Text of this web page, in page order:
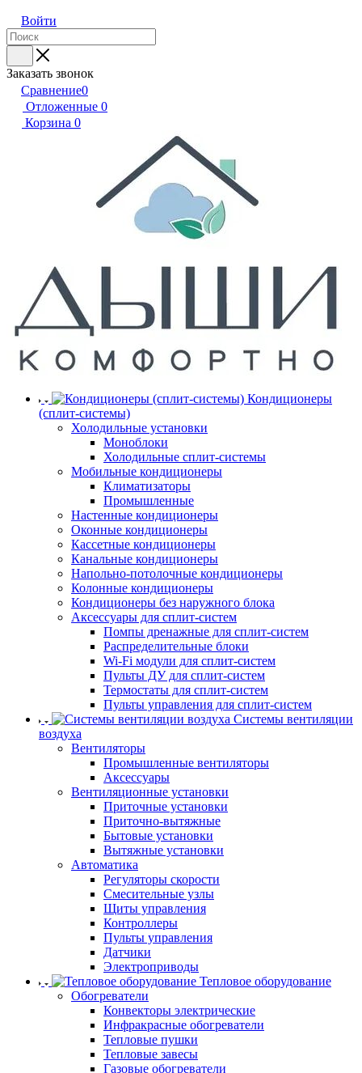
Войти
Заказать звонок
Сравнение0
Отложенные 0
Корзина 0
Кондиционеры
(сплит-системы)
Холодильные установки
Моноблоки
Холодильные сплит-системы
Мобильные кондиционеры
Климатизаторы
Промышленные
Настенные кондиционеры
Оконные кондиционеры
Кассетные кондиционеры
Канальные кондиционеры
Напольно-потолочные кондиционеры
Колонные кондиционеры
Кондиционеры без наружного блока
Аксессуары для сплит-систем
Помпы дренажные для сплит-систем
Распределительные блоки
Wi-Fi модули для сплит-систем
Пульты ДУ для сплит-систем
Термостаты для сплит-систем
Пульты управления для сплит-систем
Системы вентиляции
воздуха
Вентиляторы
Промышленные вентиляторы
Аксессуары
Вентиляционные установки
Приточные установки
Приточно-вытяжные
Бытовые установки
Вытяжные установки
Автоматика
Регуляторы скорости
Смесительные узлы
Щиты управления
Контроллеры
Пульты управления
Датчики
Электроприводы
Тепловое оборудование
Обогреватели
Конвекторы электрические
Инфракрасные обогреватели
Тепловые пушки
Тепловые завесы
Газовые обогреватели